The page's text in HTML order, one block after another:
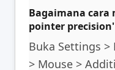
Bagaimana cara
pointer
Buka Settings
> Mouse >